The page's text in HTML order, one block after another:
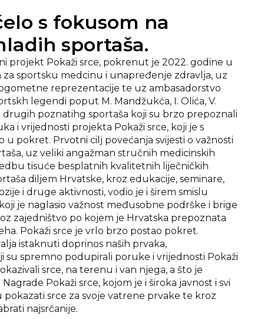
s fokusom na
sportaša.
projekt Pokaži srce, pokrenut je 2022. godine u
sportsku medcinu i unapređenje zdravlja, uz
reprezentacije te uz ambasadorstvo
legendi poput M. Mandžukća, I. Olića, V.
drugih poznatihg sportaša koji su brzo prepoznali
i vrijednosti projekta Pokaži srce, koji je s
u pokret. Prvotni cilj povećanja svijesti o važnosti
uz veliki angažman stručnih medicinskih
tisuće besplatnih kvalitetnih liječničkih
diljem Hrvatske, kroz edukacije, seminare,
i druge aktivnosti, vodio je i širem smislu
je naglasio važnost međusobne podrške i brige
zajedništvo po kojem je Hrvatska prepoznata
Pokaži srce je vrlo brzo postao pokret.
istaknuti doprinos naših prvaka,
su spremno podupirali poruke i vrijednosti Pokaži
srce, na terenu i van njega, a što je
Pokaži srce, kojom je i široka javnost i svi
pokazati srce za svoje vatrene prvake te kroz
najsrčanije.